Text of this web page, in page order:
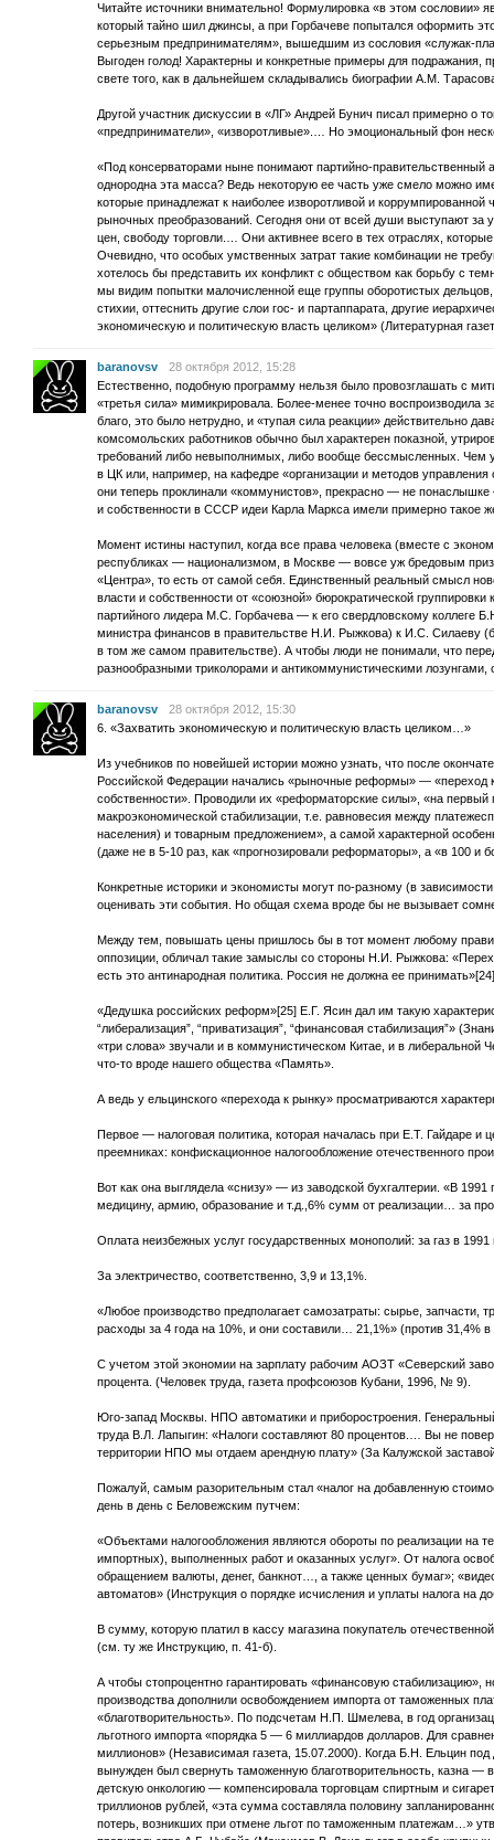
Читайте источники внимательно! Формулировка «в этом сословии»
который тайно шил джинсы, а при Горбачеве попытался оформить
серьезным предпринимателям», вышедшим из сословия «служак-
Выгоден голод! Характерны и конкретные примеры для подражания,
свете того, как в дальнейшем складывались биографии А.М.
Другой участник дискуссии в «ЛГ» Андрей Бунич писал примерно о
«предприниматели», «изворотливые».… Но эмоциональный фон
«Под консерваторами ныне понимают партийно-правительственный
однородна эта масса? Ведь некоторую ее часть уже смело можно
которые принадлежат к наиболее изворотливой и коррумпированной
рыночных преобразований. Сегодня они от всей души выступают за
цен, свободу торговли.… Они активнее всего в тех отраслях,
Очевидно, что особых умственных затрат такие комбинации не
хотелось бы представить их конфликт с обществом как борьбу с
мы видим попытки малочисленной еще группы оборотистых
стихии, оттеснить другие слои гос- и партаппарата, другие
экономическую и политическую власть целиком» (Литературная
baranovsv
28 октября 2012, 15:28
Естественно, подобную программу нельзя было провозглашать с
«третья сила» мимикрировала. Более-менее точно воспроизводила
благо, это было нетрудно, и «тупая сила реакции» действительно
комсомольских работников обычно был характерен показной,
требований либо невыполнимых, либо вообще бессмысленных. Чем
в ЦК или, например, на кафедре «организации и методов
они теперь проклинали «коммунистов», прекрасно — не
и собственности в СССР идеи Карла Маркса имели примерно такое
Момент истины наступил, когда все права человека (вместе с
республиках — национализмом, в Москве — вовсе уж бредовым
«Центра», то есть от самой себя. Единственный реальный смысл
власти и собственности от «союзной» бюрократической группировки
партийного лидера М.С. Горбачева — к его свердловскому коллеге
министра финансов в правительстве Н.И. Рыжкова) к И.С. Силаеву
в том же самом правительстве). А чтобы люди не понимали, что
разнообразными триколорами и антикоммунистическими лозунгами,
baranovsv
28 октября 2012, 15:30
6. «Захватить экономическую и политическую власть целиком…»
Из учебников по новейшей истории можно узнать, что после
Российской Федерации начались «рыночные реформы» — «переход
собственности». Проводили их «реформаторские силы», «на первый
макроэкономической стабилизации, т.е. равновесия между
населения) и товарным предложением», а самой характерной
(даже не в 5-10 раз, как «прогнозировали реформаторы», а «в 100 и
Конкретные историки и экономисты могут по-разному (в
оценивать эти события. Но общая схема вроде бы не вызывает
Между тем, повышать цены пришлось бы в тот момент любому
оппозиции, обличал такие замыслы со стороны Н.И. Рыжкова:
есть это антинародная политика. Россия не должна ее
«Дедушка российских реформ»[25] Е.Г. Ясин дал им такую
“либерализация”, “приватизация”, “финансовая стабилизация”»
«три слова» звучали и в коммунистическом Китае, и в либеральной
что-то вроде нашего общества «Память».
А ведь у ельцинского «перехода к рынку» просматриваются
Первое — налоговая политика, которая началась при Е.Т. Гайдаре и
преемниках: конфискационное налогообложение отечественного
Вот как она выглядела «снизу» — из заводской бухгалтерии. «В 1991
медицину, армию, образование и т.д.,6% сумм от реализации… за
Оплата неизбежных услуг государственных монополий: за газ в
За электричество, соответственно, 3,9 и 13,1%.
«Любое производство предполагает самозатраты: сырье, запчасти,
расходы за 4 года на 10%, и они составили… 21,1%» (против 31,4% в
С учетом этой экономии на зарплату рабочим АОЗТ «Северский
процента. (Человек труда, газета профсоюзов Кубани, 1996, № 9).
Юго-запад Москвы. НПО автоматики и приборостроения.
труда В.Л. Лапыгин: «Налоги составляют 80 процентов.… Вы не
территории НПО мы отдаем арендную плату» (За Калужской
Пожалуй, самым разорительным стал «налог на добавленную
день в день с Беловежским путчем:
«Объектами налогообложения являются обороты по реализации на
импортных), выполненных работ и оказанных услуг». От налога
обращением валюты, денег, банкнот…, а также ценных бумаг»;
автоматов» (Инструкция о порядке исчисления и уплаты налога на
В сумму, которую платил в кассу магазина покупатель
(см. ту же Инструкцию, п. 41-б).
А чтобы стопроцентно гарантировать «финансовую стабилизацию»,
производства дополнили освобождением импорта от таможенных
«благотворительность». По подсчетам Н.П. Шмелева, в год
льготного импорта «порядка 5 — 6 миллиардов долларов. Для
миллионов» (Независимая газета, 15.07.2000). Когда Б.Н. Ельцин
вынужден был свернуть таможенную благотворительность, казна — в
детскую онкологию — компенсировала торговцам спиртным и
триллионов рублей, «эта сумма составляла половину
потерь, возникших при отмене льгот по таможенным платежам…»